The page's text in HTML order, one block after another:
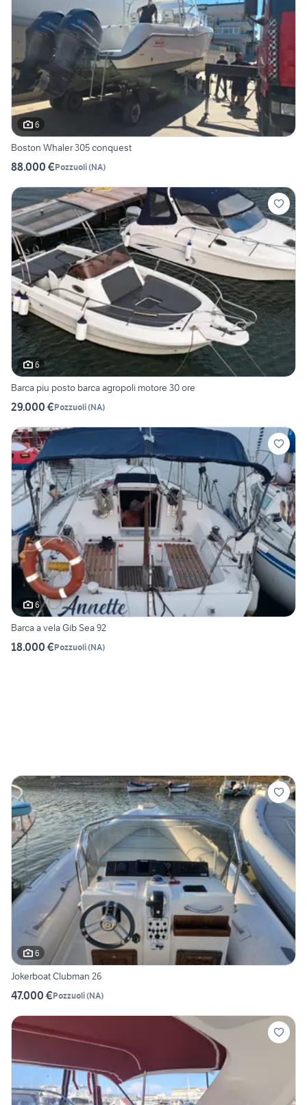
6
Boston Whaler 305 conquest
88.000 €Pozzuoli(NA)
6
Barca piu posto barca agropoli motore 30 ore
29.000 €Pozzuoli(NA)
6
Barca a vela Gib Sea 92
18.000 €Pozzuoli(NA)
6
Jokerboat Clubman 26
47.000 €Pozzuoli(NA)